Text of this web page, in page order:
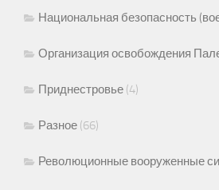
Национальная безопасность
Организация освобождения
Приднестровье (4)
Разное (66)
Революционные вооруженные